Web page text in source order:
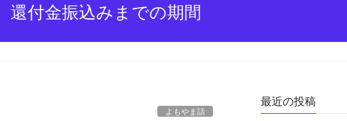
還付金振込みまでの期間
よもやま話
最近の投稿